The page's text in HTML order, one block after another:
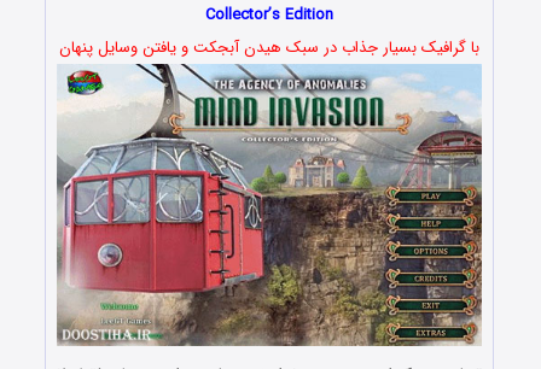
Collector’s Edition
با گرافیک بسیار جذاب در سبک هیدن آبجکت و یافتن وسایل پنهان